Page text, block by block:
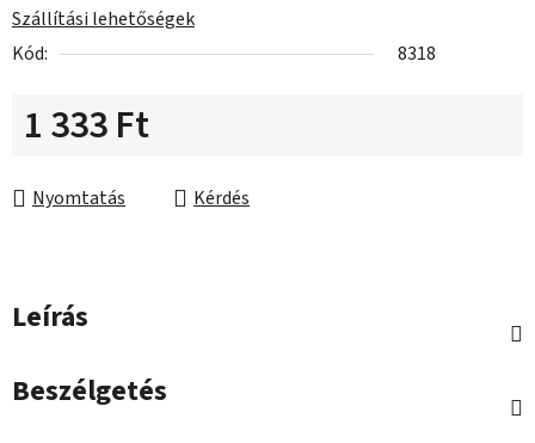
Szállítási lehetőségek
Kód:
8318
1 333 Ft
Nyomtatás
Kérdés
Leírás
Beszélgetés